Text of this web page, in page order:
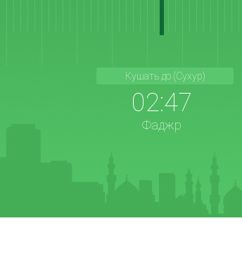
Кушать до (Сухур)
02:47
Фаджр